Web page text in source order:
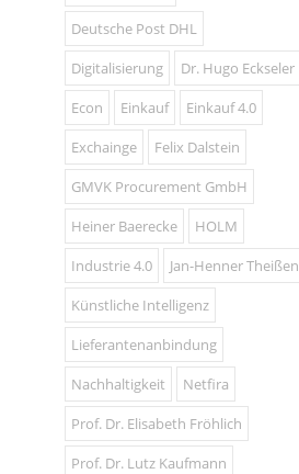
Deutsche Post DHL
Digitalisierung
Dr. Hugo Eckseler
Econ
Einkauf
Einkauf 4.0
Exchainge
Felix Dalstein
GMVK Procurement GmbH
Heiner Baerecke
HOLM
Industrie 4.0
Jan-Henner Theißen
Künstliche Intelligenz
Lieferantenanbindung
Nachhaltigkeit
Netfira
Prof. Dr. Elisabeth Fröhlich
Prof. Dr. Lutz Kaufmann